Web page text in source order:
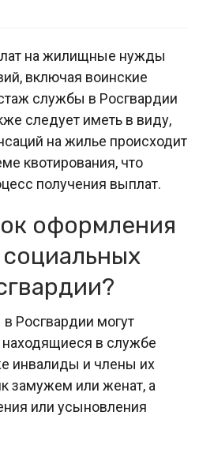
на жилищные нужды
включая воинские
службы в Росгвардии
следует иметь в виду,
на жилье происходит
квотирования, что
получения выплат.
оформления
Росгвардии могут
находящиеся в службе
инвалиды и члены их
замужем или женат, а
или усыновления